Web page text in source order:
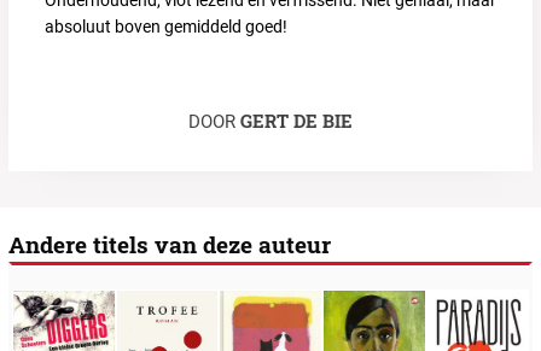
absoluut boven gemiddeld goed!
DOOR GERT DE BIE
Andere titels van deze auteur